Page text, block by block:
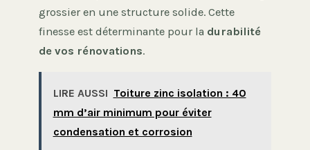
grossier en une structure solide. Cette
finesse est déterminante pour la durabilité
de vos rénovations.
LIRE AUSSI Toiture zinc isolation : 40
mm d’air minimum pour éviter
condensation et corrosion